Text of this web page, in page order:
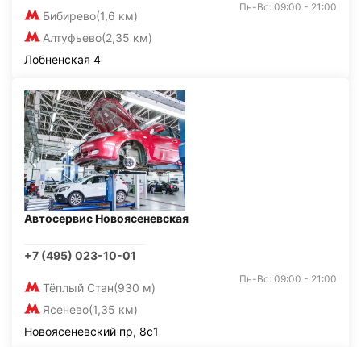
Бибирево(1,6 км)
Алтуфьево(2,35 км)
Пн-Вс: 09:00 - 21:00
Лобненская 4
Автосервис Новоясеневская
+7 (495) 023-10-01
Тёплый Стан(930 м)
Ясенево(1,35 км)
Пн-Вс: 09:00 - 21:00
Новоясеневский пр, 8с1